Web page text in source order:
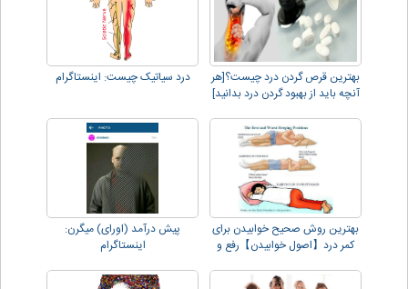
بهترین قرص گردن درد چیست؟[هر
آنچه باید از بهبود گردن درد بدانید]
درد سیاتیک چیست: اینستاگرام
بهترین روش صحیح خوابیدن برای
کمر درد【اصول خوابیدن】رفع و
پیش درآمد (اورای) میگرن:
اینستاگرام